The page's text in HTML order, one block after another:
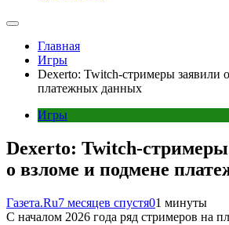
Главная
Игры
Dexerto: Twitch-стримеры заявили
платежных данных
Игры
Dexerto: Twitch-
о взломе и подмене
Газета.Ru7 месяцев спустя01 минуты
С началом 2026 года ряд стримеров на